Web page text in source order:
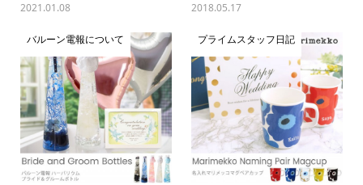
2021.01.08 2018.05.17
バルーン電報について プライムスタッフ日記